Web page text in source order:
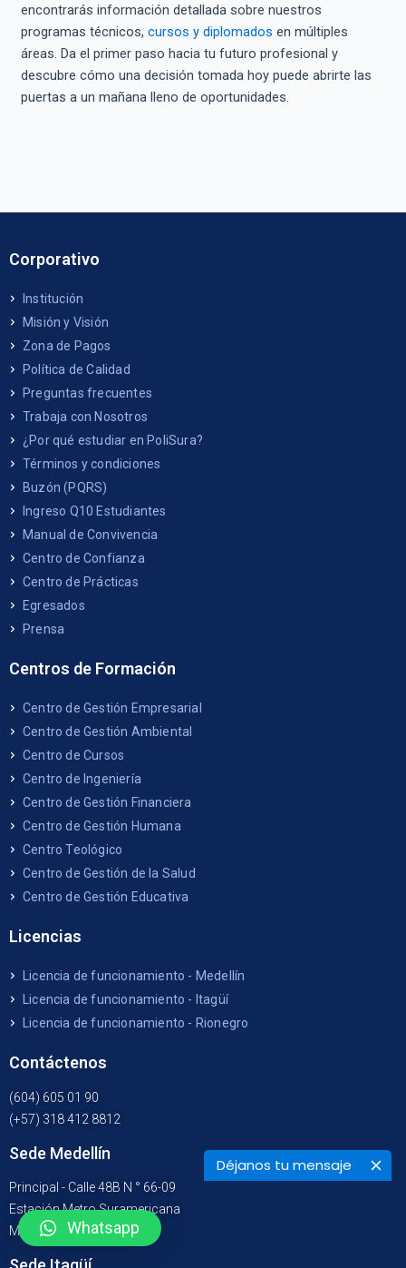
Déjanos tu mensaje
encontrarás información detallada sobre nuestros
programas técnicos, cursos y diplomados en múltiples
áreas. Da el primer paso hacia tu futuro profesional y
descubre cómo una decisión tomada hoy puede abrirte las
puertas a un mañana lleno de oportunidades.
Corporativo
Institución
Misión y Visión
Zona de Pagos
Política de Calidad
Preguntas frecuentes
Trabaja con Nosotros
¿Por qué estudiar en PoliSura?
Términos y condiciones
Buzón (PQRS)
Ingreso Q10 Estudiantes
Manual de Convivencia
Centro de Confianza
Centro de Prácticas
Egresados
Prensa
Centros de Formación
Centro de Gestión Empresarial
Centro de Gestión Ambiental
Centro de Cursos
Centro de Ingeniería
Centro de Gestión Financiera
Centro de Gestión Humana
Centro Teológico
Centro de Gestión de la Salud
Centro de Gestión Educativa
Licencias
Licencia de funcionamiento - Medellín
Licencia de funcionamiento - Itagüí
Licencia de funcionamiento - Rionegro
Contáctenos
(604) 605 01 90
(+57) 318 412 8812
Sede Medellín
Principal - Calle 48B N ° 66-09
Estación Metro Suramericana
Medellín - Colombia
Whatsapp